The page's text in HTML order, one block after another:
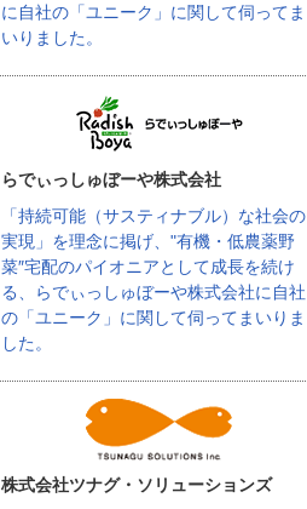
に自社の「ユニーク」に関して伺ってま
いりました。
らでぃっしゅぼーや株式会社
「持続可能（サスティナブル）な社会の
実現」を理念に掲げ、"有機・低農薬野
菜″宅配のパイオニアとして成長を続け
る、らでぃっしゅぼーや株式会社に自社
の「ユニーク」に関して伺ってまいりま
した。
株式会社ツナグ・ソリューションズ